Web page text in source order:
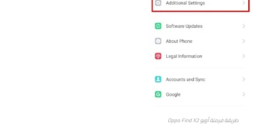
طريقة فرمتة أوبو Oppo Find X2